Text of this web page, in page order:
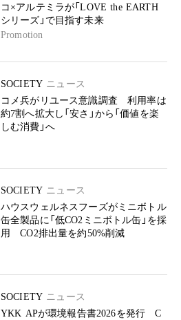
コ×アルテミラが「LOVE the EARTH
シリーズ」で目指す未来
Promotion
SOCIETY ニュース
コメ兵がリユース意識調査 利用率は
約7割へ拡大し「安さ」から「価値を楽
しむ消費」へ
SOCIETY ニュース
ハウスウェルネスフーズがミニボトル
缶全製品に「低CO2ミニボトル缶」を採
用 CO2排出量を約50%削減
SOCIETY ニュース
YKK APが環境報告書2026を発行 C